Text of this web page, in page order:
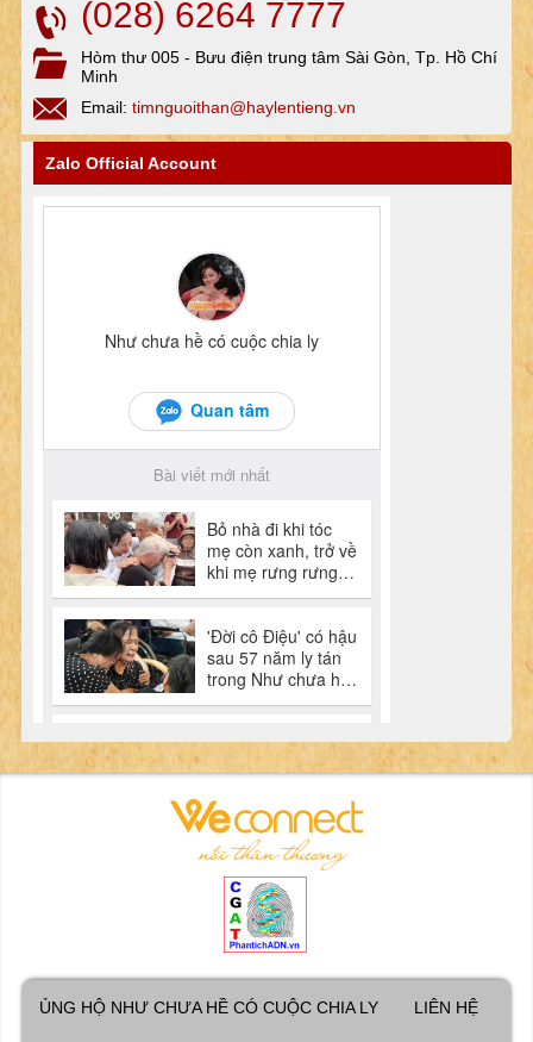
(028) 6264 7777
Hòm thư 005 - Bưu điện trung tâm Sài Gòn, Tp. Hồ Chí
Minh
Email: timnguoithan@haylentieng.vn
Zalo Official Account
ỦNG HỘ NHƯ CHƯA HỀ CÓ CUỘC CHIA LY LIÊN HỆ